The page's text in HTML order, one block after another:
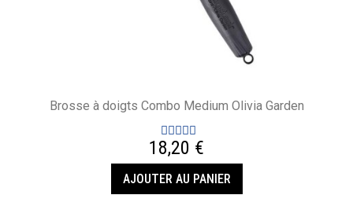
Brosse à doigts Combo Medium Olivia Garden
18,20 €
AJOUTER AU PANIER